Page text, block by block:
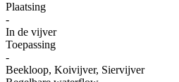
Plaatsing
-
In de vijver
Toepassing
-
Beekloop, Koivijver, Siervijver